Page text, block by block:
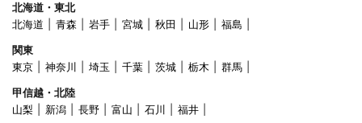
北海道・東北
北海道
青森 岩手 宮城 秋田 山形
福島
関東
東京
神奈川 埼玉 千葉 茨城 栃木
群馬
甲信越・北陸
山梨
新潟 長野 富山 石川
福井